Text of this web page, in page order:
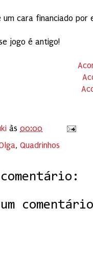
um cara financiado por
jogo é antigo!
às 00:00
, Quadrinhos
comentário:
comentário